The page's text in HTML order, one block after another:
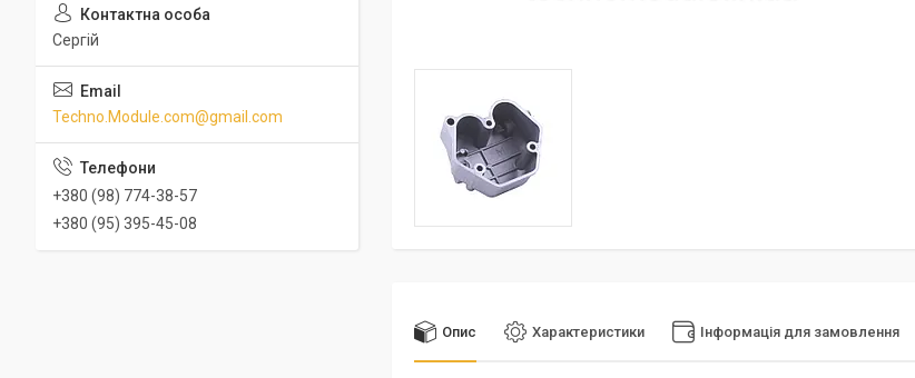
Опис Характеристики Інформація для замовлення
Сергій
Techno.Module.com@gmail.com
+380 (98) 774-38-57
+380 (95) 395-45-08